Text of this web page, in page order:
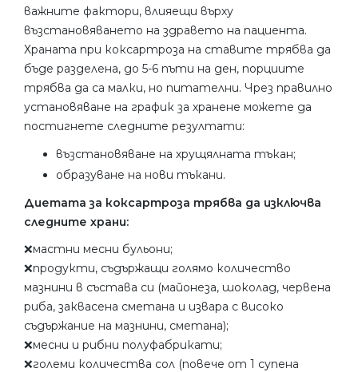
важните фактори, влияещи върху
възстановяването на здравето на пациента.
Храната при коксартроза на ставите трябва да
бъде разделена, до 5-6 пъти на ден, порциите
трябва да са малки, но питателни. Чрез правилно
установяване на график за хранене можете да
постигнете следните резултати:
възстановяване на хрущялната тъкан;
образуване на нови тъкани.
Диетата за коксартроза трябва да изключва
следните храни:
❌мастни месни бульони;
❌продукти, съдържащи голямо количество
мазнини в състава си (майонеза, шоколад, червена
риба, заквасена сметана и извара с високо
съдържание на мазнини, сметана);
❌месни и рибни полуфабрикати;
❌големи количества сол (повече от 1 супена